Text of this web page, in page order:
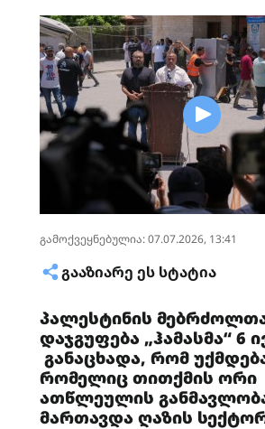
გამოქვეყნებულია: 07.07.2026, 13:41
ᲒᲐᲐᲖᲘᲐᲠᲔ ᲔᲡ ᲡᲢᲐᲢᲘᲐ
პალესტინის
დაჯგუფება „ჰამასმა“ 6
განაცხადა, რომ
რომელიც თითქმის ორი
ათწლეულის
მართავდა ღაზის